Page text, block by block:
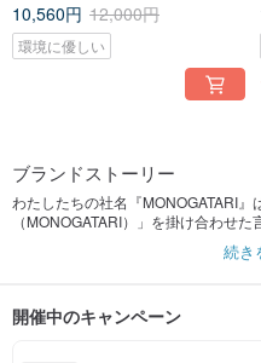
防止カードケース-Csecureの
コラボレーション
10,560円 12,000円
環境に優しい
ブランドストーリー
わたしたちの社名『MONOGATARI
（MONOGATARI）」を掛け合わせた
商品（＝モノ）が誕生し、誰かの手
魅力を感じて、手にした人のどのよ
続き
開催中のキャンペーン